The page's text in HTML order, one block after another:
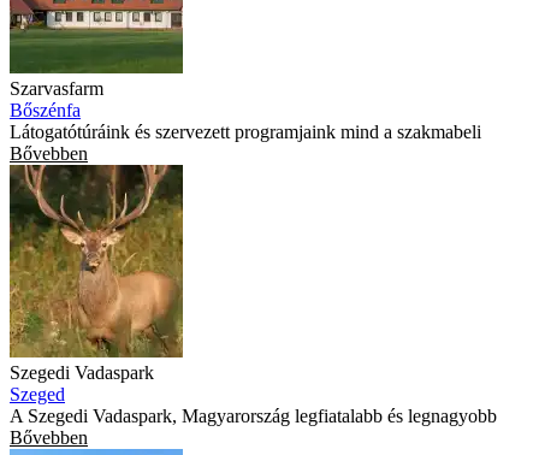
Szarvasfarm
Bőszénfa
Látogatótúráink és szervezett programjaink mind a szakmabeli
Bővebben
Szegedi Vadaspark
Szeged
A Szegedi Vadaspark, Magyarország legfiatalabb és legnagyobb
Bővebben